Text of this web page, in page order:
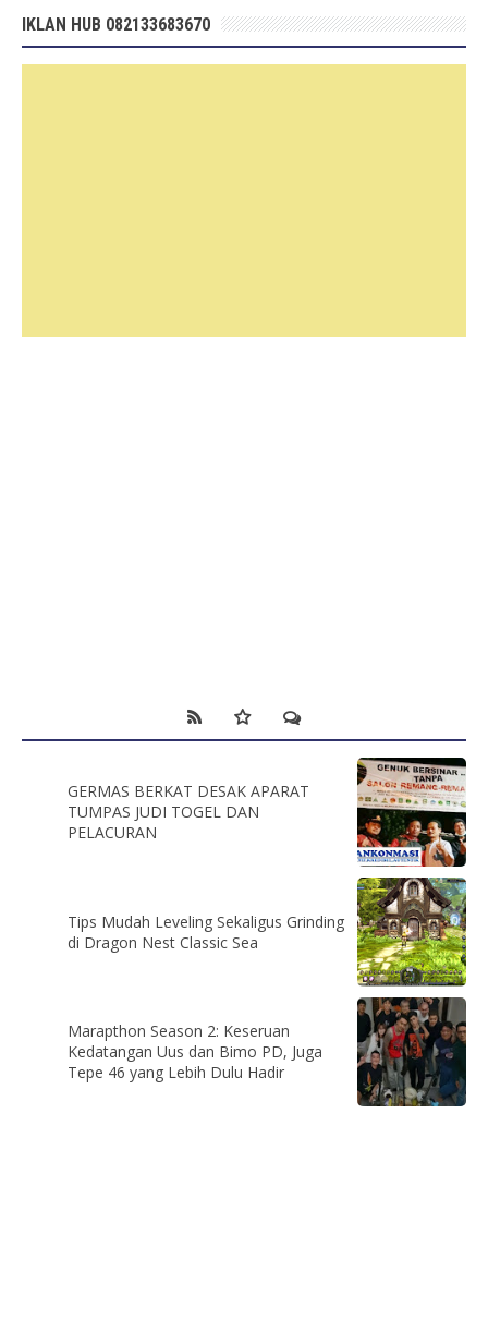
IKLAN HUB 082133683670
GERMAS BERKAT DESAK APARAT
TUMPAS JUDI TOGEL DAN
PELACURAN
Tips Mudah Leveling Sekaligus Grinding
di Dragon Nest Classic Sea
Marapthon Season 2: Keseruan
Kedatangan Uus dan Bimo PD, Juga
Tepe 46 yang Lebih Dulu Hadir